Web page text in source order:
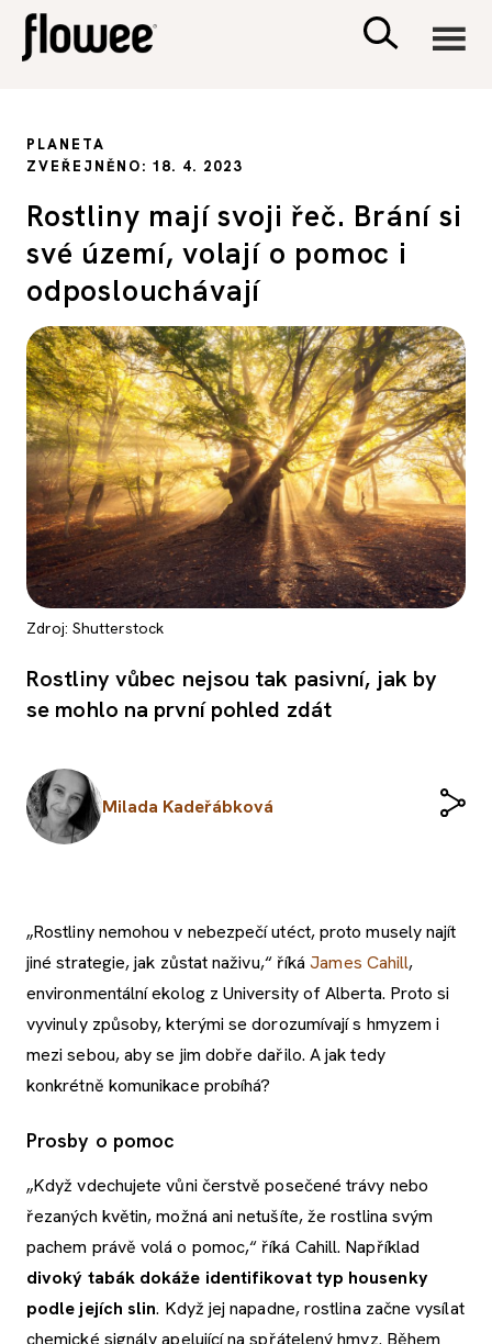
PSYCHOLOGIE
SEX A VZTAHY
PORADNA
PLANETA
ZVEŘEJNĚNO: 18. 4. 2023
Rostliny mají svoji řeč. Brání si
své území, volají o pomoc i
odposlouchávají
Zdroj: Shutterstock
Rostliny vůbec nejsou tak pasivní, jak by
se mohlo na první pohled zdát
Milada Kadeřábková
„Rostliny nemohou v nebezpečí utéct, proto musely najít
jiné strategie, jak zůstat naživu,“ říkáJames Cahill,
environmentální ekolog z University of Alberta. Proto si
vyvinuly způsoby, kterými se dorozumívají s hmyzem i
mezi sebou, aby se jim dobře dařilo. A jak tedy
konkrétně komunikace probíhá?
Prosby o pomoc
„Když vdechujete vůni čerstvě posečené trávy nebo
řezaných květin, možná ani netušíte, že rostlina svým
pachem právě volá o pomoc,“ říká Cahill. Například
divoký tabák dokáže identifikovat typ housenky
podle jejích slin. Když jej napadne, rostlina začne vysílat
chemické signály apelující na spřátelený hmyz. Během